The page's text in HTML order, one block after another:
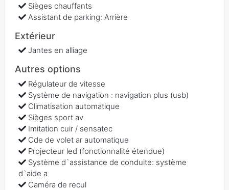
Sièges chauffants
Assistant de parking: Arrière
Extérieur
Jantes en alliage
Autres options
Régulateur de vitesse
Système de navigation : navigation plus (usb)
Climatisation automatique
Sièges sport av
Imitation cuir / sensatec
Cde de volet ar automatique
Projecteur led (fonctionnalité étendue)
Système d`assistance de conduite: système
d`aide a
Caméra de recul